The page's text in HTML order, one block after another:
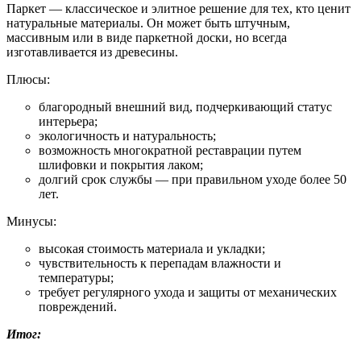
Паркет — классическое и элитное решение для тех, кто ценит
натуральные материалы. Он может быть штучным,
массивным или в виде паркетной доски, но всегда
изготавливается из древесины.
Плюсы:
благородный внешний вид, подчеркивающий статус
интерьера;
экологичность и натуральность;
возможность многократной реставрации путем
шлифовки и покрытия лаком;
долгий срок службы — при правильном уходе более 50
лет.
Минусы:
высокая стоимость материала и укладки;
чувствительность к перепадам влажности и
температуры;
требует регулярного ухода и защиты от механических
повреждений.
Итог: